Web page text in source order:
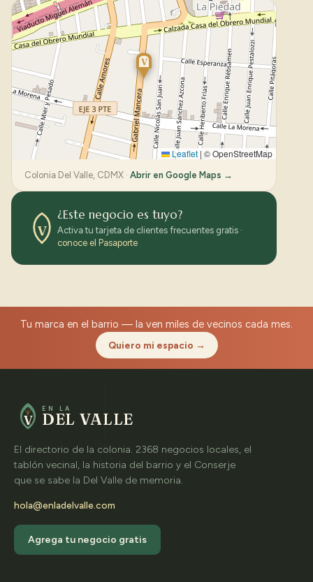
V
Leaflet | © OpenStreetMap
Colonia Del Valle, CDMX · Abrir en Google Maps →
V
¿Este negocio es tuyo?
Activa tu tarjeta de clientes frecuentes gratis ·
conoce el Pasaporte
Tu marca en el barrio — la ven miles de vecinos cada mes.
Quiero mi espacio →
V
EN LA
DEL VALLE
El directorio de la colonia. 2368 negocios locales, el
tablón vecinal, la historia del barrio y el Conserje
que se sabe la Del Valle de memoria.
hola@enladelvalle.com
Agrega tu negocio gratis